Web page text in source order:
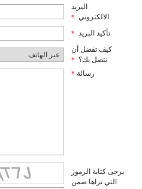
البريد
الالكتروني *
تأكيد البريد *
كيف تفضل أن
نتصل بك؟ *
رسالة *
يرجى كتابة الرموز
التي تراها ضمن